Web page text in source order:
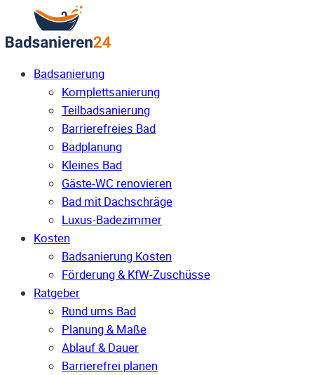
Badsanierung
Komplettsanierung
Teilbadsanierung
Barrierefreies Bad
Badplanung
Kleines Bad
Gäste-WC renovieren
Bad mit Dachschräge
Luxus-Badezimmer
Kosten
Badsanierung Kosten
Förderung & KfW-Zuschüsse
Ratgeber
Rund ums Bad
Planung & Maße
Ablauf & Dauer
Barrierefrei planen